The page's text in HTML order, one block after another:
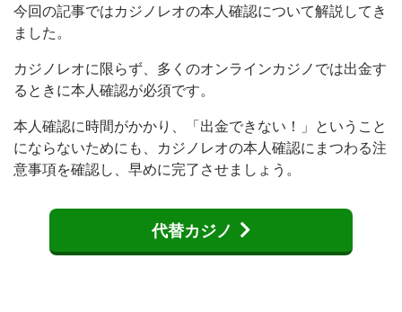
今回の記事ではカジノレオの本人確認について解説してき
ました。
カジノレオに限らず、多くのオンラインカジノでは出金す
るときに本人確認が必須です。
本人確認に時間がかかり、「出金できない！」ということ
にならないためにも、カジノレオの本人確認にまつわる注
意事項を確認し、早めに完了させましょう。
代替カジノ